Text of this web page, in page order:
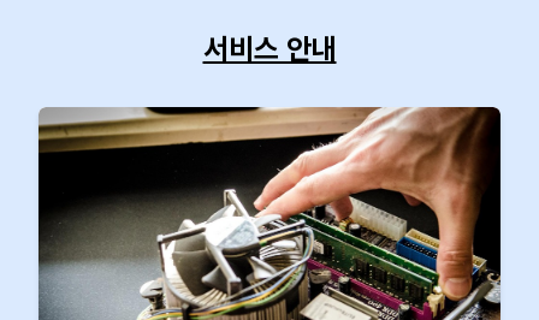
서비스 안내